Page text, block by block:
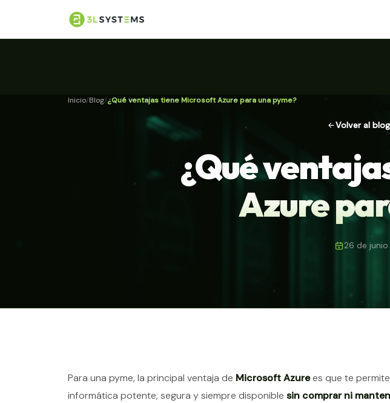
Inicio Blog ¿Qué ventajas tiene Microsoft Azure para una pyme?
Volver al blog
¿Qué
Azure
26 de
Contenido del artículo
Para una pyme, la principal ventaja de Microsoft Azurees que te
informática potente, segura y siempre disponible sin comprar ni